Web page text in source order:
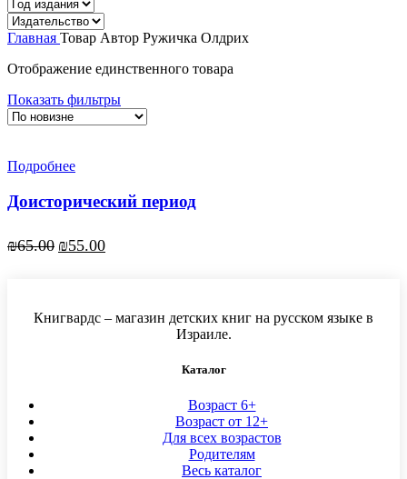
Главная Товар Автор Ружичка Олдрих
Отображение единственного товара
Показать фильтры
Подробнее
Доисторический период
₪65.00 Первоначальная
₪55.00Текущая
Книгвардс – магазин детских книг на русском языке в
Израиле.
Каталог
Возраст 6+
Возраст от 12+
Для всех возрастов
Родителям
Весь каталог